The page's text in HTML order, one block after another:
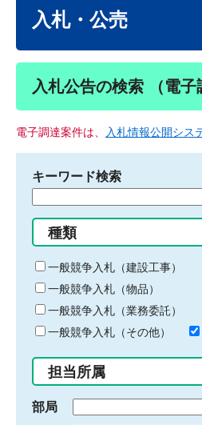
入札・公売
入札公告の検索 （電子
電子調達案件は、 入札情報公開シス
キーワード検索
る
キ
ー
ワ
ー
ド
入
力
種類
一般競争入札（建設工事）
一般競争入札（物品）
一般競争入札（業務委託）
一般競争入札（その他）
担当所属
部局